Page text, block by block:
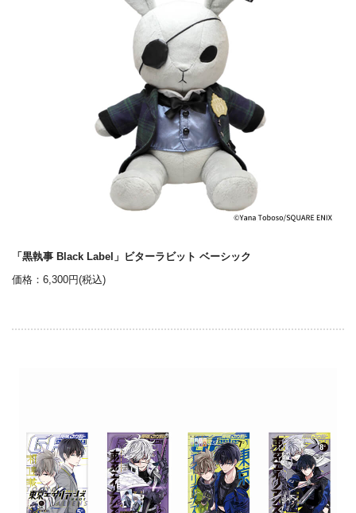
「黒執事 Black Label」ビターラビット ベーシック
価格：6,300円(税込)